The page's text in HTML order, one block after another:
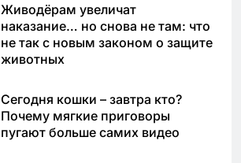
Живодёрам увеличат
наказание… но снова не там: что
не так с новым законом о защите
животных
Сегодня кошки – завтра кто?
Почему мягкие приговоры
пугают больше самих видео